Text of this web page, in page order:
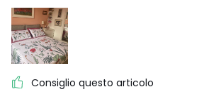
Consiglio questo articolo